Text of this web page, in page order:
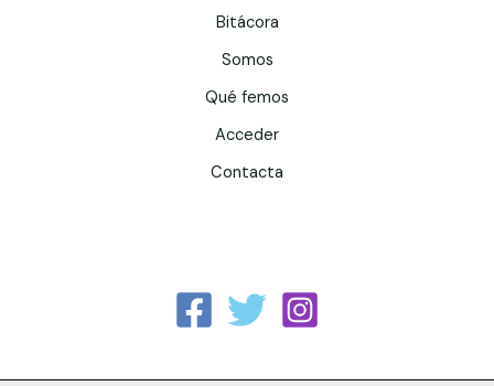
Bitácora
Somos
Qué femos
Acceder
Contacta